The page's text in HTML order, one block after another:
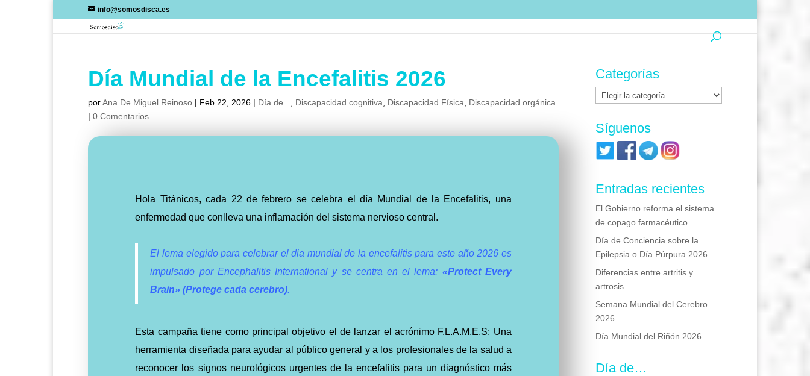
info@somosdisca.es
Día Mundial de la Encefalitis 2026
porAna De Miguel Reinoso | Feb 22, 2026 | Día de... Discapacidad cognitiva Discapacidad Física
Discapacidad orgánica
|0 Comentarios
Hola Titánicos, cada 22 de febrero se celebra el día Mundial de la Encefalitis, una
enfermedad que conlleva una inflamación del sistema nervioso central.
El lema elegido para celebrar el dia mundial de la encefalitis para este año 2026 es
impulsado por Encephalitis International y se centra en el lema: «Protect Every
Brain» (Protege cada cerebro).
Esta campaña tiene como principal objetivo el de lanzar el acrónimo F.L.A.M.E.S: Una
herramienta diseñada para ayudar al público general y a los profesionales de la salud a
reconocer los signos neurológicos urgentes de la encefalitis para un diagnóstico más
Categorías
Categorías
Síguenos
Entradas recientes
El Gobierno reforma el sistema
de copago farmacéutico
Día de Conciencia sobre la
Epilepsia o Día Púrpura 2026
Diferencias entre artritis y
artrosis
Semana Mundial del Cerebro
2026
Día Mundial del Riñón 2026
Día de…